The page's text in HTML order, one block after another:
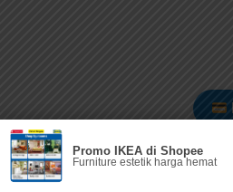
Promo IKEA di Shopee
Furniture estetik harga hemat